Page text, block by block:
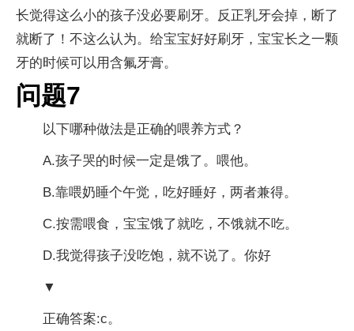
长觉得这么小的孩子没必要刷牙。反正乳牙会掉，断了
就断了！不这么认为。给宝宝好好刷牙，宝宝长之一颗
牙的时候可以用含氟牙膏。
问题7
以下哪种做法是正确的喂养方式？
A.孩子哭的时候一定是饿了。喂他。
B.靠喂奶睡个午觉，吃好睡好，两者兼得。
C.按需喂食，宝宝饿了就吃，不饿就不吃。
D.我觉得孩子没吃饱，就不说了。你好
▼
正确答案:c。